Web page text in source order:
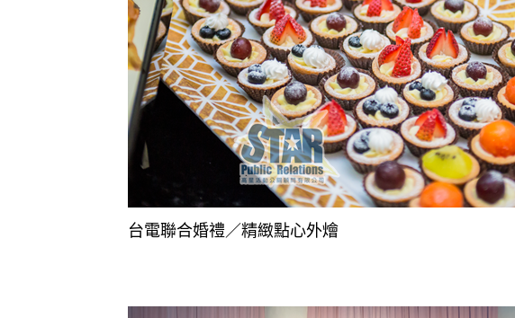
台電聯合婚禮／精緻點心外燴